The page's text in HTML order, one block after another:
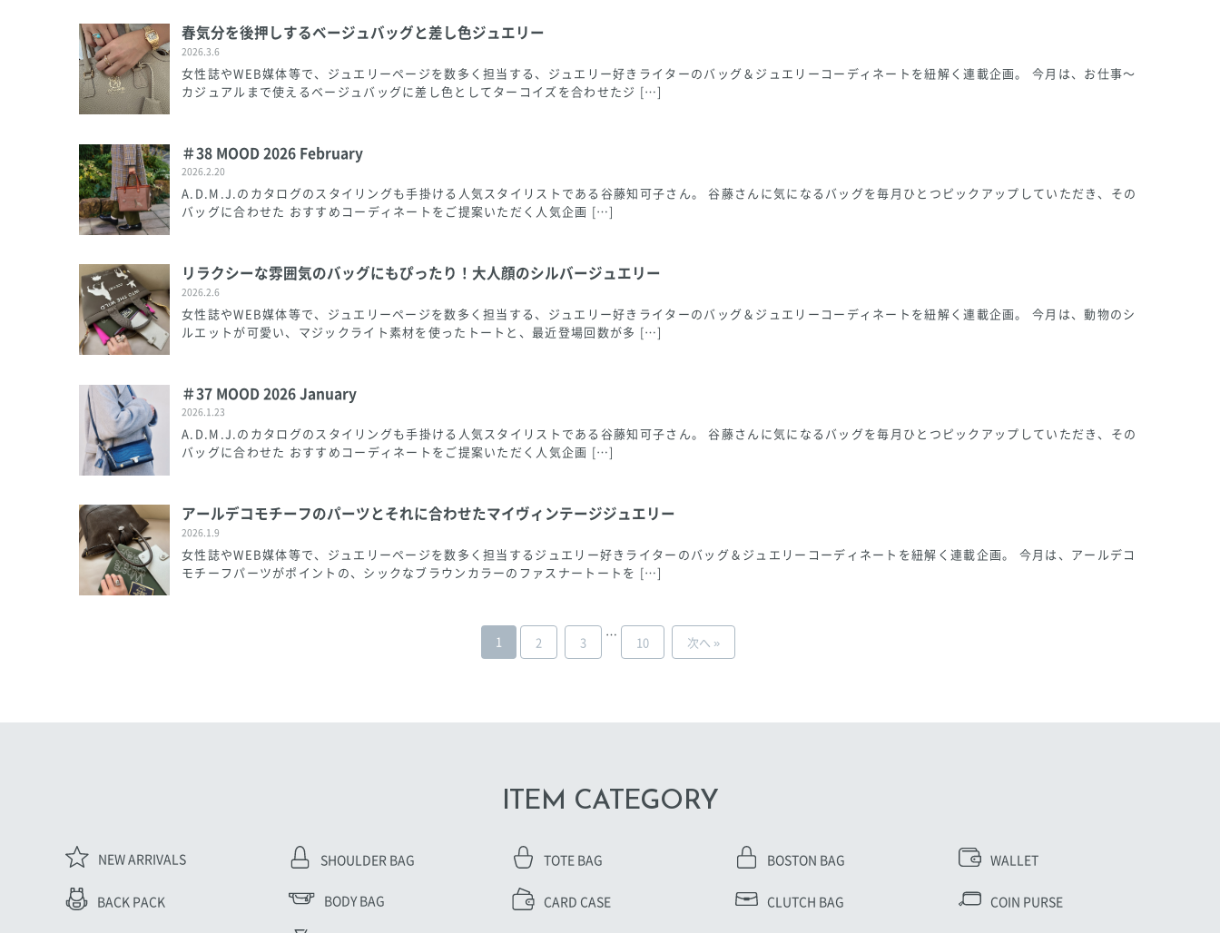
春気分を後押しするベージュバッグと差し色ジュエリー
2026.3.6
女性誌やWEB媒体等で、ジュエリーページを数多く担当する、ジュエリー好きライターのバッグ＆ジュエリーコーディネートを紐解く連載企画。 今月は、お仕事～
カジュアルまで使えるベージュバッグに差し色としてターコイズを合わせたジ […]
＃38 MOOD 2026 February
2026.2.20
A.D.M.J.のカタログのスタイリングも手掛ける人気スタイリストである谷藤知可子さん。 谷藤さんに気になるバッグを毎月ひとつピックアップしていただき、その
バッグに合わせた おすすめコーディネートをご提案いただく人気企画 […]
リラクシーな雰囲気のバッグにもぴったり！大人顔のシルバージュエリー
2026.2.6
女性誌やWEB媒体等で、ジュエリーページを数多く担当する、ジュエリー好きライターのバッグ＆ジュエリーコーディネートを紐解く連載企画。 今月は、動物のシ
ルエットが可愛い、マジックライト素材を使ったトートと、最近登場回数が多 […]
＃37 MOOD 2026 January
2026.1.23
A.D.M.J.のカタログのスタイリングも手掛ける人気スタイリストである谷藤知可子さん。 谷藤さんに気になるバッグを毎月ひとつピックアップしていただき、その
バッグに合わせた おすすめコーディネートをご提案いただく人気企画 […]
アールデコモチーフのパーツとそれに合わせたマイヴィンテージジュエリー
2026.1.9
女性誌やWEB媒体等で、ジュエリーページを数多く担当するジュエリー好きライターのバッグ＆ジュエリーコーディネートを紐解く連載企画。 今月は、アールデコ
モチーフパーツがポイントの、シックなブラウンカラーのファスナートートを […]
1 2 3 … 10 次へ »
ITEM CATEGORY
NEW ARRIVALS SHOULDER BAG TOTE BAG BOSTON BAG WALLET
BACK PACK BODY BAG CARD CASE CLUTCH BAG COIN PURSE